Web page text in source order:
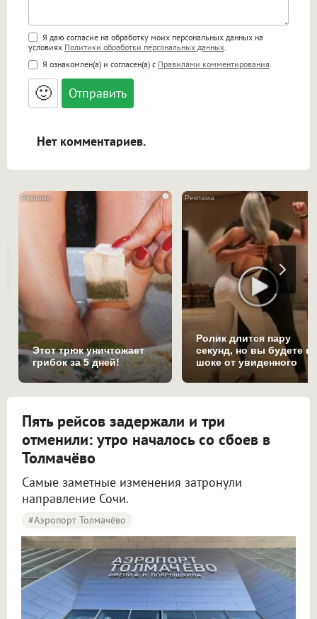
Поддержка HTML
<b>, <strong>, <u>, <i>, <em>, <s>, <big>,
<small>, <sup>, <sub>, <pre>, <ul>, <ol>, <li>,
<blockquote>, <code> экранирует HTML,
адреса URL автоматически становятся
ссылками, и [img]адрес[/img] будет
Я даю согласие на обработку моих персональных данных на
условиях Политики обработки персональных данных.
Я ознакомлен(а) и согласен(а) с Правилами комментирования.
🙂
Нет комментариев.
i
Этот трюк уничтожает
грибок за 5 дней!
Ролик длится пару
секунд, но вы будете в
шоке от увиденного
Пять рейсов задержали и три
отменили: утро началось со сбоев в
Толмачёво
Самые заметные изменения затронули
направление Сочи.
#Аэропорт Толмачёво